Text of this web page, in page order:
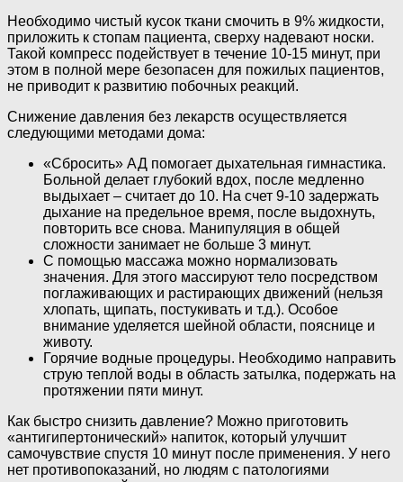
Необходимо чистый кусок ткани смочить в 9% жидкости,
приложить к стопам пациента, сверху надевают носки.
Такой компресс подействует в течение 10-15 минут, при
этом в полной мере безопасен для пожилых пациентов,
не приводит к развитию побочных реакций.
Снижение давления без лекарств осуществляется
следующими методами дома:
«Сбросить» АД помогает дыхательная гимнастика.
Больной делает глубокий вдох, после медленно
выдыхает – считает до 10. На счет 9-10 задержать
дыхание на предельное время, после выдохнуть,
повторить все снова. Манипуляция в общей
сложности занимает не больше 3 минут.
С помощью массажа можно нормализовать
значения. Для этого массируют тело посредством
поглаживающих и растирающих движений (нельзя
хлопать, щипать, постукивать и т.д.). Особое
внимание уделяется шейной области, пояснице и
животу.
Горячие водные процедуры. Необходимо направить
струю теплой воды в область затылка, подержать на
протяжении пяти минут.
Как быстро снизить давление? Можно приготовить
«антигипертонический» напиток, который улучшит
самочувствие спустя 10 минут после применения. У него
нет противопоказаний, но людям с патологиями